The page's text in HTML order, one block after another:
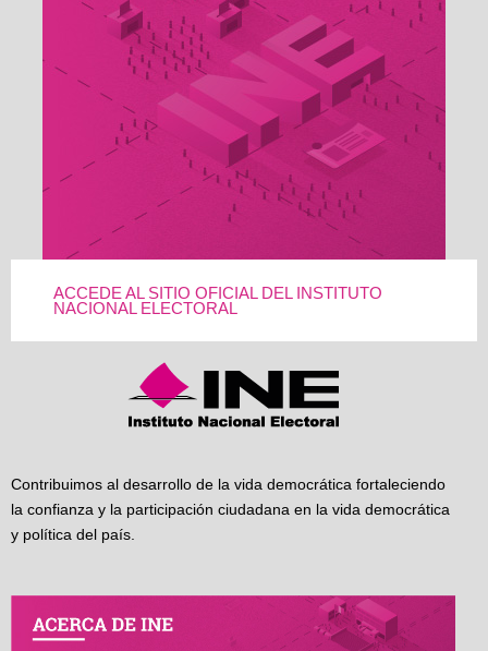
ACCEDE AL SITIO OFICIAL DEL INSTITUTO
NACIONAL ELECTORAL
Contribuimos al desarrollo de la vida democrática fortaleciendo
la confianza y la participación ciudadana en la vida democrática
y política del país.